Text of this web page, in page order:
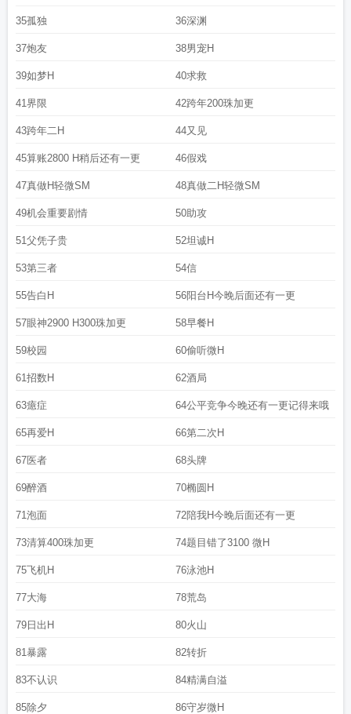
更
35孤独 36深渊
37炮友 38男宠H
39如梦H 40求救
41界限 42跨年200珠加更
43跨年二H 44又见
45算账2800 H稍后还有一更 46假戏
47真做H轻微SM 48真做二H轻微SM
49机会重要剧情 50助攻
51父凭子贵 52坦诚H
53第三者 54信
55告白H 56阳台H今晚后面还有一更
57眼神2900 H300珠加更 58早餐H
59校园 60偷听微H
61招数H 62酒局
63癔症 64公平竞争今晚还有一更记得来哦
65再爱H 66第二次H
67医者 68头牌
69醉酒 70椭圆H
71泡面 72陪我H今晚后面还有一更
73清算400珠加更 74题目错了3100 微H
75飞机H 76泳池H
77大海 78荒岛
79日出H 80火山
81暴露 82转折
83不认识 84精满自溢
85除夕 86守岁微H